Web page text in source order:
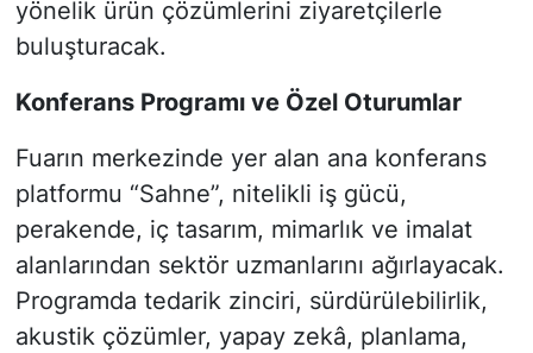
yönelik ürün çözümlerini ziyaretçilerle
buluşturacak.
Konferans Programı ve Özel Oturumlar
Fuarın merkezinde yer alan ana konferans
platformu “Sahne”, nitelikli iş gücü,
perakende, iç tasarım, mimarlık ve imalat
alanlarından sektör uzmanlarını ağırlayacak.
Programda tedarik zinciri, sürdürülebilirlik,
akustik çözümler, yapay zekâ, planlama,